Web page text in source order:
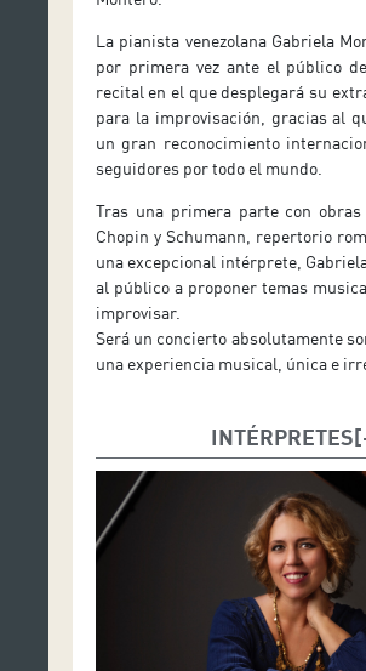
La pianista venezolana Gabriela
por primera vez ante el público
recital en el que desplegará su
para la improvisación, gracias al
un gran reconocimiento
seguidores por todo el mundo.
Tras una primera parte con obras
Chopin y Schumann, repertorio
una excepcional intérprete,
al público a proponer temas
improvisar.
Será un concierto absolutamente
una experiencia musical, única e
INTÉRPRETES